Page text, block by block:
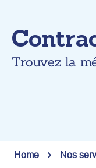
Trouvez la
Home Nos